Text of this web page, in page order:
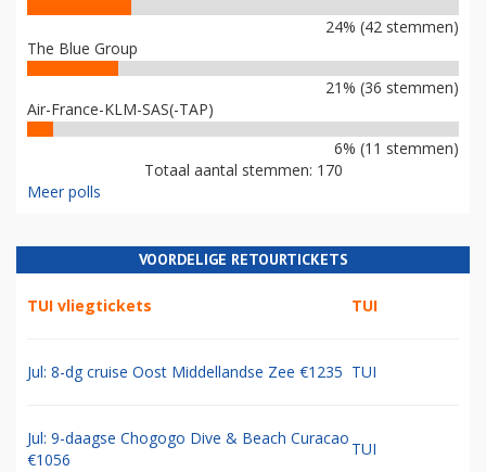
24% (42 stemmen)
The Blue Group
21% (36 stemmen)
Air-France-KLM-SAS(-TAP)
6% (11 stemmen)
Totaal aantal stemmen: 170
Meer polls
VOORDELIGE RETOURTICKETS
TUI vliegtickets TUI
Jul: 8-dg cruise Oost Middellandse Zee €1235 TUI
Jul: 9-daagse Chogogo Dive & Beach Curacao
€1056
TUI